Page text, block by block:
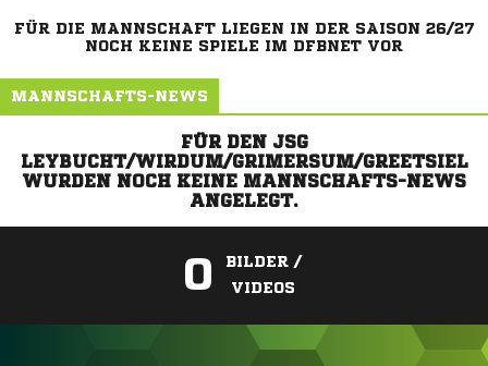
FÜR DIE MANNSCHAFT LIEGEN IN DER SAISON 26/27
NOCH KEINE SPIELE IM DFBNET VOR
MANNSCHAFTS-NEWS
FÜR DEN JSG
LEYBUCHT/WIRDUM/GRIMERSUM/GREETSIEL
WURDEN NOCH KEINE MANNSCHAFTS-NEWS
ANGELEGT.
0
BILDER /
VIDEOS